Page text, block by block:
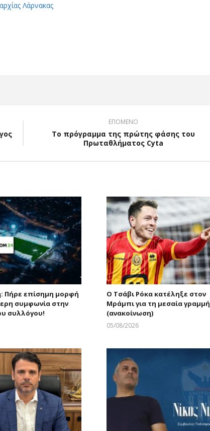
Λάρνακας
ΕΠΟΜΕΝΟ
Το πρόγραμμα της πρώτης φάσης του
Πρωταθλήματος Cyta
Πήρε επίσημη μορφή
συμφωνία στην
συλλόγου!
Ο Τσάβι Ρόκα κατέληξε στον
Μράμπι για τη μεσαία γραμμή
(ανακοίνωση)
05/08/2026